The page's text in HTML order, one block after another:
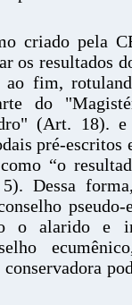
criado pela
os resultados
fim,
do
(Art. 18). e
pré-escritos
“o
Dessa
pseudo-
o alarido e